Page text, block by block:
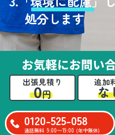
処分します
お気軽にお問い
出張見積り
0円
追加
な
0120-525-058
通話無料 9:00〜19:00 (年中無休)